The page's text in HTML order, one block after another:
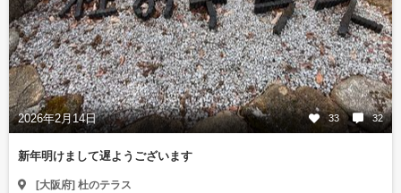
2026年2月14日 33 32
新年明けまして遅ようございます
[大阪府] 杜のテラス